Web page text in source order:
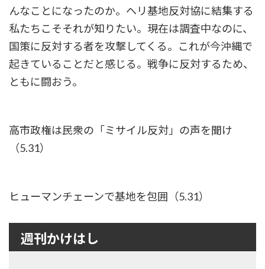
んなことになったのか。ヘリ基地反対協に結集する
私たちこそそれが知りたい。現在は調査中なのに、
国策に反対する者を攻撃してくる。これが今沖縄で
起きていることだと感じる。戦争に反対するため、
ともに闘おう。
高市政権は民衆の「ミサイル反対」の声を聞け
（5.31）
ヒューマンチェーンで基地を包囲（5.31）
週刊かけはし